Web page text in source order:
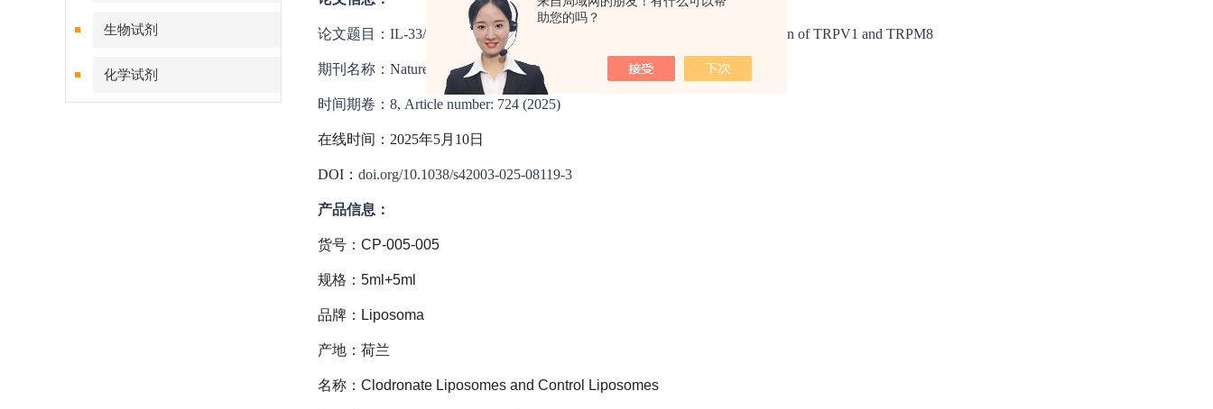
助您的吗？
生物试剂
化学试剂
论文题目： IL-33/ST2 drives inflammatory pain via CCL2 signaling and activation of TRPV1 and TRPM8
期刊名称：Nature Communications
时间期卷：8, Article number: 724 (2025)
在线时间：2025年5月10日
DOI： doi.org/10.1038/s42003-025-08119-3
产品信息：
货号：CP-005-005
规格：5ml+5ml
品牌：Liposoma
产地：荷兰
名称：Clodronate Liposomes and Control Liposomes